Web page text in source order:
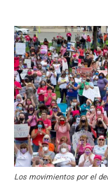
Los movimientos por el